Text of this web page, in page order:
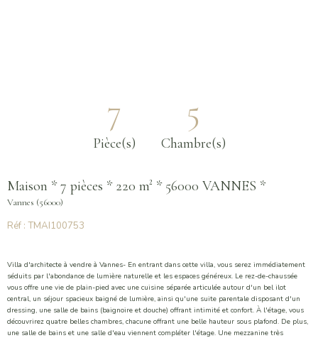
7
Pièce(s)
5
Chambre(s)
Maison * 7 pièces * 220 m² * 56000 VANNES *
Vannes (56000)
Réf : TMAI100753
Villa d'architecte à vendre à Vannes- En entrant dans cette villa, vous serez immédiatement
séduits par l'abondance de lumière naturelle et les espaces généreux. Le rez-de-chaussée
vous offre une vie de plain-pied avec une cuisine séparée articulée autour d'un bel ilot
central, un séjour spacieux baigné de lumière, ainsi qu'une suite parentale disposant d'un
dressing, une salle de bains (baignoire et douche) offrant intimité et confort. À l'étage, vous
découvrirez quatre belles chambres, chacune offrant une belle hauteur sous plafond. De plus,
une salle de bains et une salle d'eau viennent compléter l'étage. Une mezzanine très